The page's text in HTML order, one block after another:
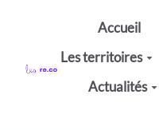
Aller au contenu principal
Accueil
Les territoires
Actualités